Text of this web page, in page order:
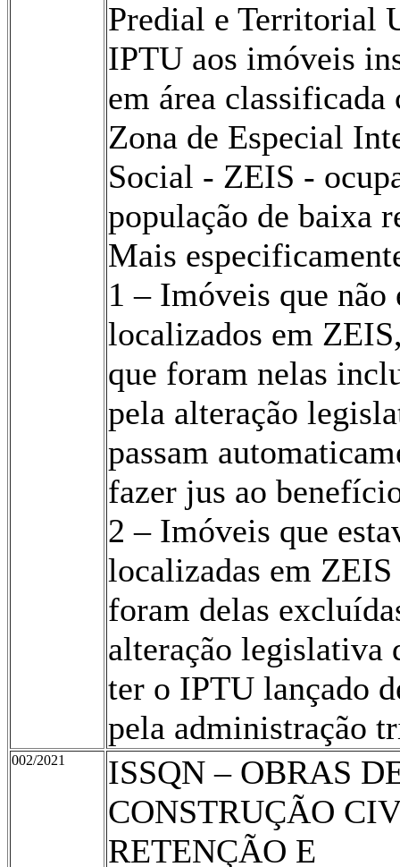
Predial e Territorial
IPTU aos imóveis
em área classificada
Zona de Especial
Social - ZEIS -
população de baixa
Mais
1 – Imóveis que não
localizados em
que foram nelas
pela alteração
passam
fazer jus ao
2 – Imóveis que
localizadas em ZEIS
foram delas
alteração legislativa
ter o IPTU lançado
pela administração
002/2021
ISSQN – OBRAS
CONSTRUÇÃO
RETENÇÃO E